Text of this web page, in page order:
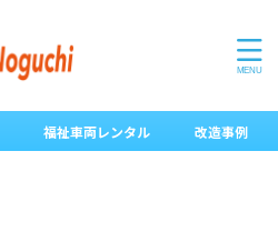
福祉車両レンタル 改造事例